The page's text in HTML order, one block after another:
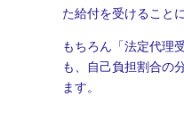
た給付を受けること
もちろん「法定代理
も、自己負担割合の
ます。